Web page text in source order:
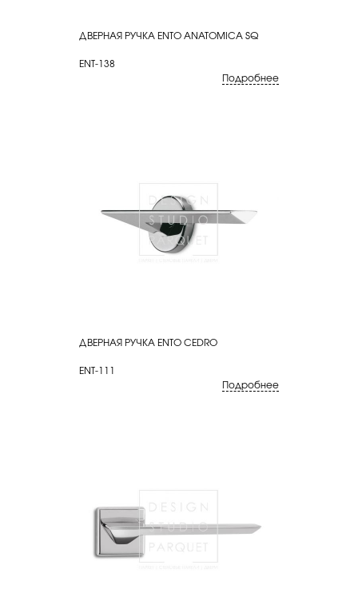
КУПИТЬ
ДВЕРНАЯ РУЧКА ENTO ANATOMICA SQ
ENT-138
Подробнее
КУПИТЬ
ДВЕРНАЯ РУЧКА ENTO CEDRO
ENT-111
Подробнее